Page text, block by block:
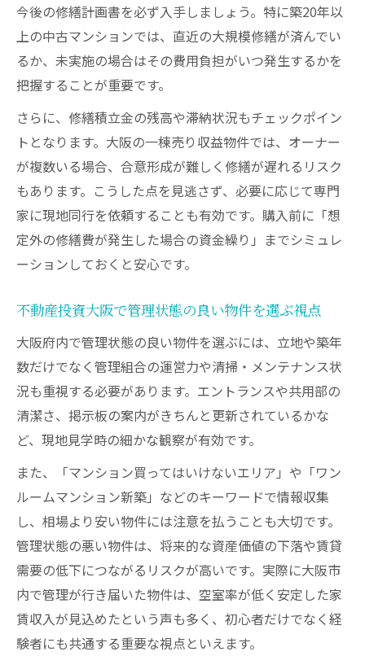
今後の修繕計画書を必ず入手しましょう。特に築20年以
上の中古マンションでは、直近の大規模修繕が済んでい
るか、未実施の場合はその費用負担がいつ発生するかを
把握することが重要です。
さらに、修繕積立金の残高や滞納状況もチェックポイン
トとなります。大阪の一棟売り収益物件では、オーナー
が複数いる場合、合意形成が難しく修繕が遅れるリスク
もあります。こうした点を見逃さず、必要に応じて専門
家に現地同行を依頼することも有効です。購入前に「想
定外の修繕費が発生した場合の資金繰り」までシミュレ
ーションしておくと安心です。
不動産投資大阪で管理状態の良い物件を選ぶ視点
大阪府内で管理状態の良い物件を選ぶには、立地や築年
数だけでなく管理組合の運営力や清掃・メンテナンス状
況も重視する必要があります。エントランスや共用部の
清潔さ、掲示板の案内がきちんと更新されているかな
ど、現地見学時の細かな観察が有効です。
また、「マンション買ってはいけないエリア」や「ワン
ルームマンション新築」などのキーワードで情報収集
し、相場より安い物件には注意を払うことも大切です。
管理状態の悪い物件は、将来的な資産価値の下落や賃貸
需要の低下につながるリスクが高いです。実際に大阪市
内で管理が行き届いた物件は、空室率が低く安定した家
賃収入が見込めたという声も多く、初心者だけでなく経
験者にも共通する重要な視点といえます。